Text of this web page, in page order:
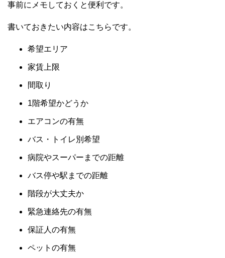
事前にメモしておくと便利です。
書いておきたい内容はこちらです。
希望エリア
家賃上限
間取り
1階希望かどうか
エアコンの有無
バス・トイレ別希望
病院やスーパーまでの距離
バス停や駅までの距離
階段が大丈夫か
緊急連絡先の有無
保証人の有無
ペットの有無